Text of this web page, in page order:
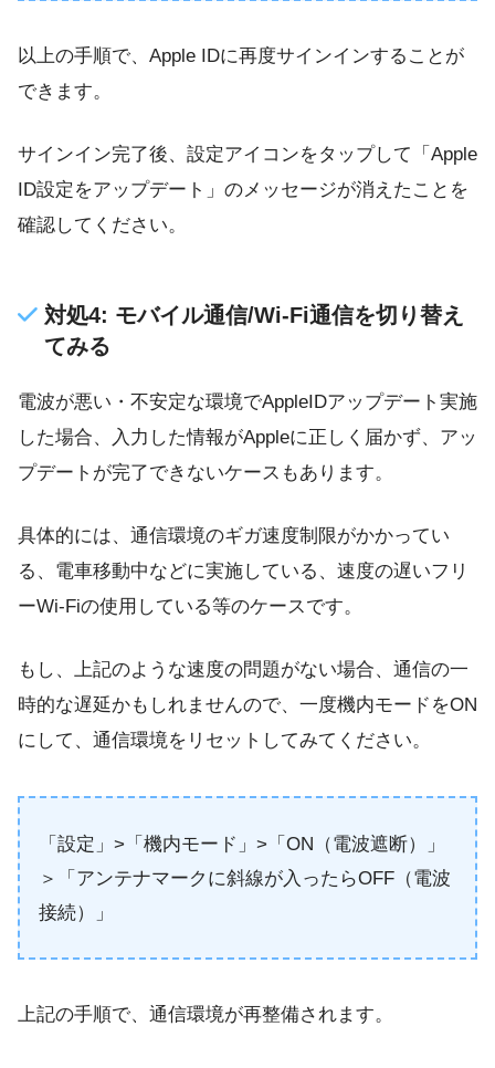
以上の手順で、Apple IDに再度サインインすることが
できます。
サインイン完了後、設定アイコンをタップして「Apple
ID設定をアップデート」のメッセージが消えたことを
確認してください。
対処4: モバイル通信/Wi-Fi通信を切り替え
てみる
電波が悪い・不安定な環境でAppleIDアップデート実施
した場合、入力した情報がAppleに正しく届かず、アッ
プデートが完了できないケースもあります。
具体的には、通信環境のギガ速度制限がかかってい
る、電車移動中などに実施している、速度の遅いフリ
ーWi-Fiの使用している等のケースです。
もし、上記のような速度の問題がない場合、通信の一
時的な遅延かもしれませんので、一度機内モードをON
にして、通信環境をリセットしてみてください。
「設定」>「機内モード」>「ON（電波遮断）」
＞「アンテナマークに斜線が入ったらOFF（電波
接続）」
上記の手順で、通信環境が再整備されます。